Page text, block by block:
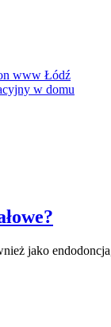
www Łódź
w domu
jako